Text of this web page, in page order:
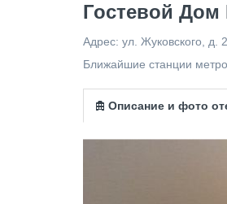
Гостевой Дом
Адрес: ул. Жуковского, д.
Ближайшие станции
Описание и фото